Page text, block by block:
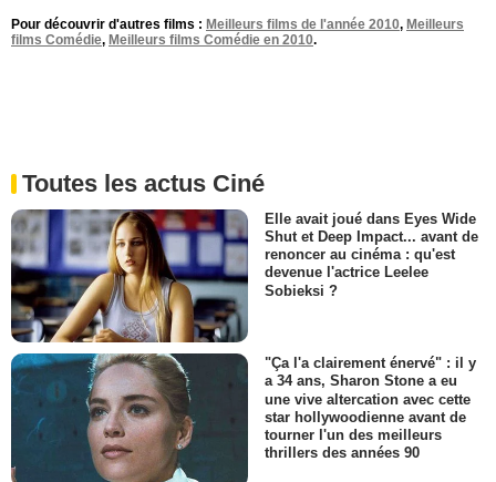
Pour découvrir d'autres films : Meilleurs films de l'année 2010, Meilleurs
films Comédie, Meilleurs films Comédie en 2010.
Toutes les actus Ciné
Elle avait joué dans Eyes Wide
Shut et Deep Impact... avant de
renoncer au cinéma : qu'est
devenue l'actrice Leelee
Sobieksi ?
"Ça l'a clairement énervé" : il y
a 34 ans, Sharon Stone a eu
une vive altercation avec cette
star hollywoodienne avant de
tourner l'un des meilleurs
thrillers des années 90